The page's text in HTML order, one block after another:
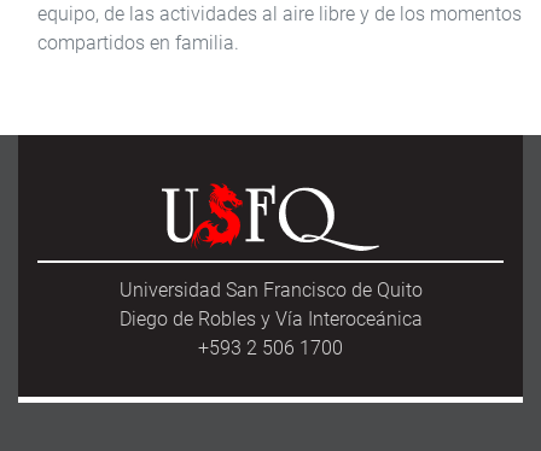
equipo, de las actividades al aire libre y de los momentos
compartidos en familia.
Universidad San Francisco de Quito
Diego de Robles y Vía Interoceánica
+593 2 506 1700